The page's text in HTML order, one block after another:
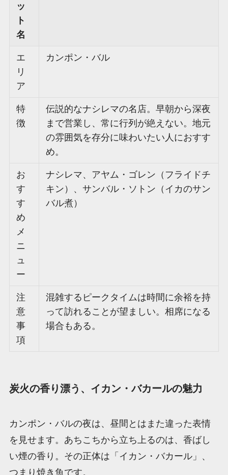
ッ
ト
名
エ
リ
ア
カンポン・バル
特
徴
伝説的なナシレマの名店。早朝から深夜
まで営業し、常に行列が絶えない。地元
の雰囲気を存分に味わいたい人におすす
め。
お
す
す
め
メ
ニ
ュ
ー
ナシレマ、アヤム・ゴレン（フライドチ
キン）、サンバル・ソトン（イカのサン
バル煮）
注
意
事
項
混雑するピークタイムは時間に余裕を持
って訪れることが望ましい。相席になる
場合もある。
炭火の香り漂う、イカン・バカールの魅力
カンポン・バルの夜は、昼間とはまた違った表情
を見せます。あちこちから立ち上るのは、香ばし
い煙の香り。その正体は「イカン・バカール」、
つまり焼き魚です。